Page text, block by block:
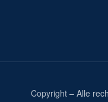
Copyright – Alle